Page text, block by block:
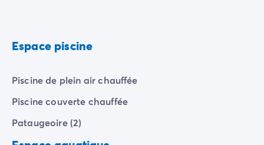
Camping Italie
Camping Emilie Romagne
Camping Latium
Camping Rome
Camping Lombardie
Camping Lac de Garde
Espace piscine
Piscine de plein air chauffée
Piscine couverte chauffée
Pataugeoire (2)